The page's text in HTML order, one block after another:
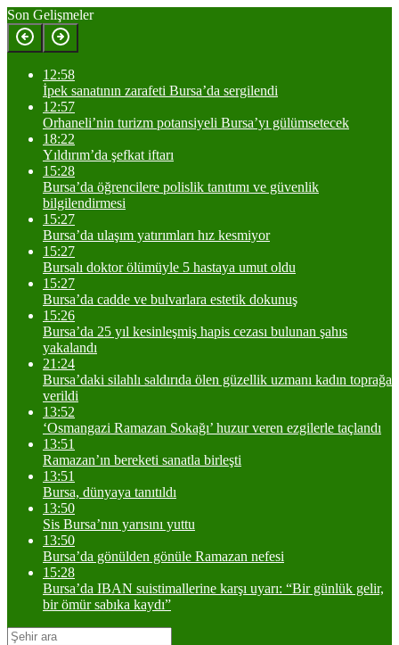
Son Gelişmeler
12:58
İpek sanatının zarafeti Bursa’da sergilendi
12:57
Orhaneli’nin turizm potansiyeli Bursa’yı gülümsetecek
18:22
Yıldırım’da şefkat iftarı
15:28
Bursa’da öğrencilere polislik tanıtımı ve güvenlik
bilgilendirmesi
15:27
Bursa’da ulaşım yatırımları hız kesmiyor
15:27
Bursalı doktor ölümüyle 5 hastaya umut oldu
15:27
Bursa’da cadde ve bulvarlara estetik dokunuş
15:26
Bursa’da 25 yıl kesinleşmiş hapis cezası bulunan şahıs
yakalandı
21:24
Bursa’daki silahlı saldırıda ölen güzellik uzmanı kadın toprağa
verildi
13:52
‘Osmangazi Ramazan Sokağı’ huzur veren ezgilerle taçlandı
13:51
Ramazan’ın bereketi sanatla birleşti
13:51
Bursa, dünyaya tanıtıldı
13:50
Sis Bursa’nın yarısını yuttu
13:50
Bursa’da gönülden gönüle Ramazan nefesi
15:28
Bursa’da IBAN suistimallerine karşı uyarı: “Bir günlük gelir,
bir ömür sabıka kaydı”